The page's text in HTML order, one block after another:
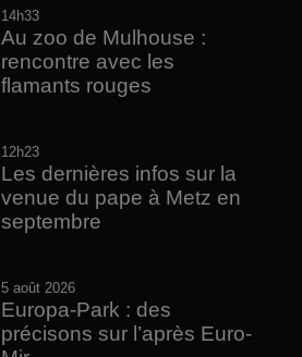
14h33
Au zoo de Mulhouse :
rencontre avec les
flamants rouges
12h23
Les dernières infos sur la
venue du pape à Metz en
septembre
5 août 2026
Europa-Park : des
précisons sur l’après Euro-